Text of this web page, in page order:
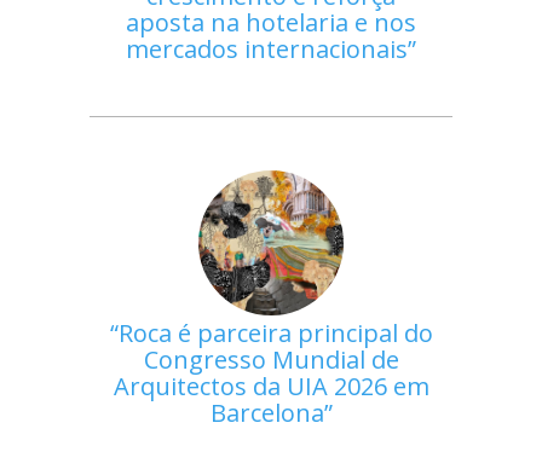
aposta na hotelaria e nos
mercados internacionais
Roca é parceira principal do
Congresso Mundial de
Arquitectos da UIA 2026 em
Barcelona